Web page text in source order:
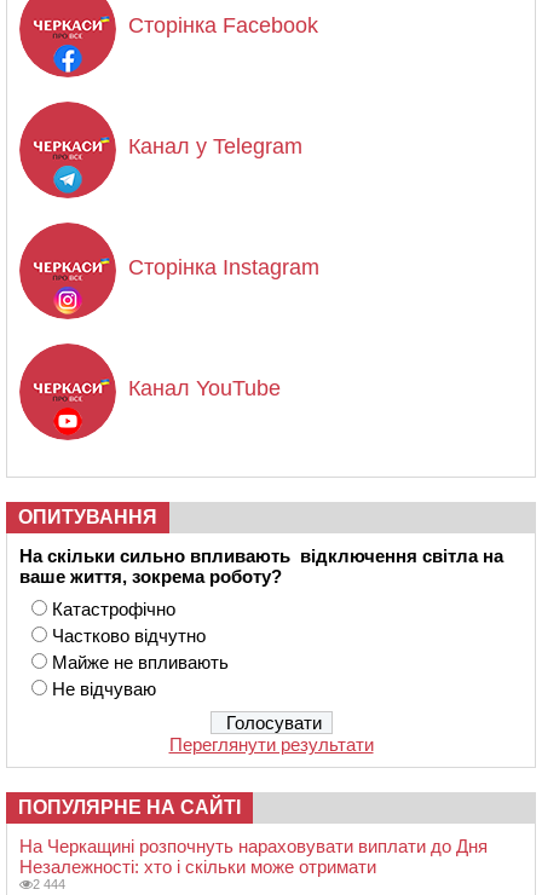
Сторінка Facebook
Канал у Telegram
Сторінка Instagram
Канал YouTube
ОПИТУВАННЯ
На скільки сильно впливають відключення світла на
ваше життя, зокрема роботу?
Катастрофічно
Частково відчутно
Майже не впливають
Не відчуваю
Переглянути результати
ПОПУЛЯРНЕ НА САЙТІ
На Черкащині розпочнуть нараховувати виплати до Дня
Незалежності: хто і скільки може отримати
2 444